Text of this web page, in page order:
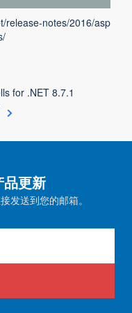
release-notes/2016/asp
for .NET 8.7.1
更新
发送到您的邮箱。